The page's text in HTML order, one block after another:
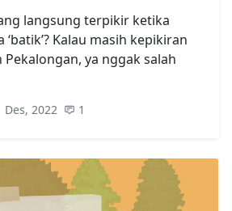
langsung terpikir ketika
Kalau masih kepikiran
Pekalongan, ya nggak salah
Des, 2022 1